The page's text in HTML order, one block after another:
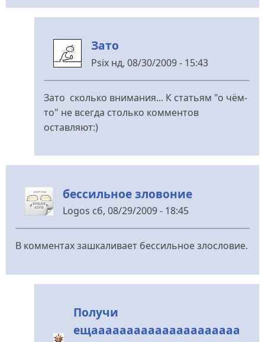
Зато
Psix нд, 08/30/2009 - 15:43
У
статья
ни
чём
від
REANIMATOR
Зато сколько внимания... К статьям "о чём-
то" не всегда столько комментов
оставляют:)
бессильное зловоние
Logos сб, 08/29/2009 - 18:45
В комментах зашкаливает бессильное злословие.
Получи
ещааааааааааааааааааааа